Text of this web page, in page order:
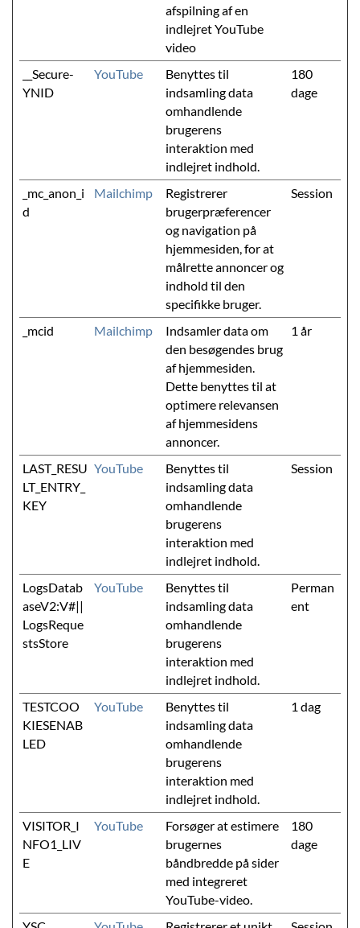
afspilning af en
indlejret YouTube
video
__Secure-
YNID
YouTube
Benyttes til
indsamling data
omhandlende
brugerens
interaktion med
indlejret indhold.
180
dage
_mc_anon_i
d
Mailchimp
Registrerer
brugerpræferencer
og navigation på
hjemmesiden, for at
målrette annoncer og
indhold til den
specifikke bruger.
Session
_mcid Mailchimp
Indsamler data om
den besøgendes brug
af hjemmesiden.
Dette benyttes til at
optimere relevansen
af hjemmesidens
annoncer.
1 år
LAST_RESU
LT_ENTRY_
KEY
YouTube
Benyttes til
indsamling data
omhandlende
brugerens
interaktion med
indlejret indhold.
Session
LogsDatab
aseV2:V#||
LogsReque
stsStore
YouTube
Benyttes til
indsamling data
omhandlende
brugerens
interaktion med
indlejret indhold.
Perman
ent
TESTCOO
KIESENAB
LED
YouTube
Benyttes til
indsamling data
omhandlende
brugerens
interaktion med
indlejret indhold.
1 dag
VISITOR_I
NFO1_LIV
E
YouTube
Forsøger at estimere
brugernes
båndbredde på sider
med integreret
YouTube-video.
180
dage